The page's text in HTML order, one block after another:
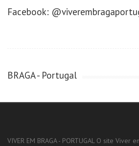
Facebook:
BRAGA - Portugal
VIVER EM BRAGA - PORTUGAL O site Viver